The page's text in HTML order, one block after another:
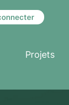
Projets